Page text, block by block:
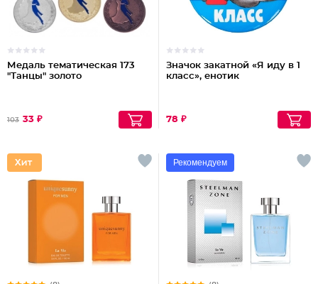
Медаль тематическая 173
"Танцы" золото
103 33 ₽
Значок закатной «Я иду в 1
класс», енотик
78 ₽
Рекомендуем